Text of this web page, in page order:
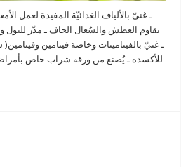
ـ غنيّ بالألياف الغذائيّة المفيدة لعمل
يقاوم العطش والسُعال الجاف ـ مدّر
للأكسدة ـ يُصنع من ورقه شراب خاص